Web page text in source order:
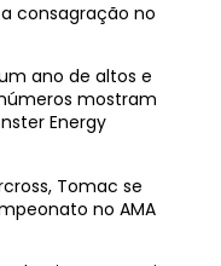
consagração no
ano de altos e
mostram
Energy
Tomac se
no AMA